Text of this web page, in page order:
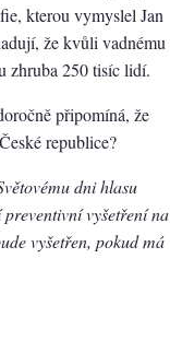
kterou vymyslel Jan
že kvůli vadnému
zhruba 250 tisíc lidí.
připomíná, že
republice?
dni hlasu
vyšetření na
vyšetřen, pokud má